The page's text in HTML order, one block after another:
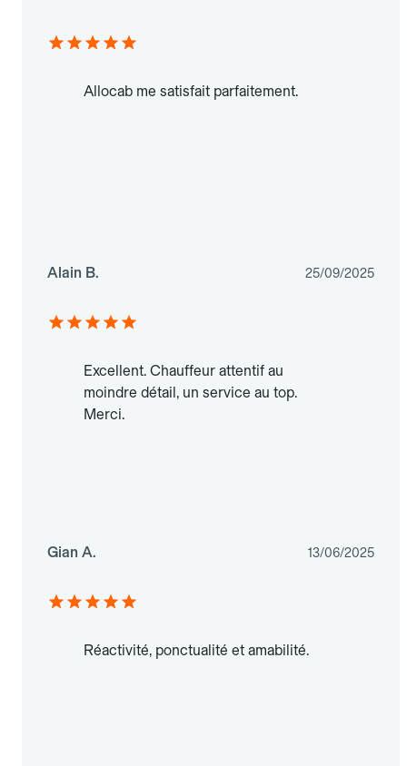
Allocab me satisfait parfaitement.
Alain B. 25/09/2025
Excellent. Chauffeur attentif au
moindre détail, un service au top.
Merci.
Gian A. 13/06/2025
Réactivité, ponctualité et amabilité.